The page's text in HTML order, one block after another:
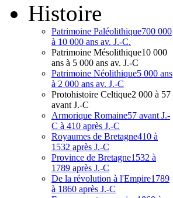
Histoire
Patrimoine Paléolithique700 000
à 10 000 ans av. J.-C.
Patrimoine Mésolithique10 000
ans à 5 000 ans av. J.-C
Patrimoine Néolithique5 000 ans
à 2 000 ans av. J.-C
Protohistoire Celtique2 000 à 57
avant J.-C
Armorique Romaine57 avant J.-
C à 410 après J.-C
Royaumes de Bretagne410 à
1532 après J.-C
Province de Bretagne1532 à
1789 après J.-C
De la révolution à l'Empire1789
à 1860 après J.-C